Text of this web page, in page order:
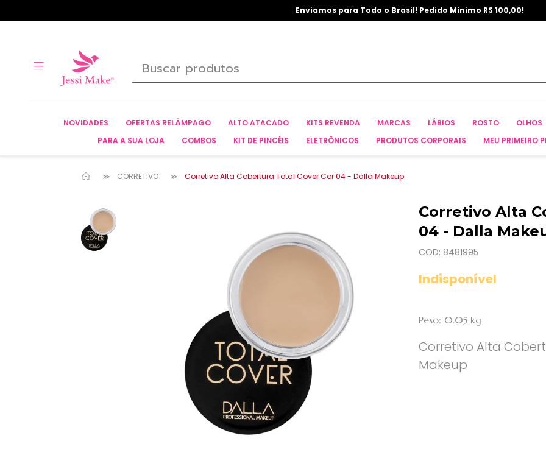
Enviamos para Todo o Brasil! Pedido Mínimo R$ 100,00!
NOVIDADES OFERTAS RELÂMPAGO ALTO ATACADO KITS REVENDA MARCAS LÁBIOS ROSTO OLHOS
PARA A SUA LOJA
COMBOS KIT DE PINCÉIS ELETRÔNICOS PRODUTOS CORPORAIS MEU PRIMEIRO
CORRETIVO Corretivo Alta Cobertura Total Cover Cor 04 - Dalla Makeup
Corretivo Alta
04 - Dalla
COD: 8481995
Indisponível
Peso: 0.05 kg
Corretivo Alta
Makeup